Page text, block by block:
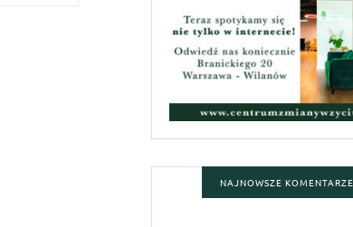
NAJNOWSZE KOMENTARZE